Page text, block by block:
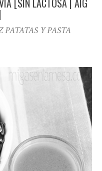
[SIN LACTOSA | AIG
PATATAS Y PASTA